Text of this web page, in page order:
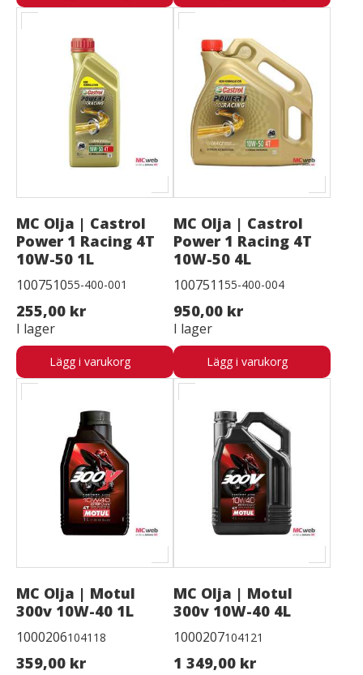
MC Olja | Castrol
Power 1 Racing 4T
10W-50 1L
100751055-400-001
255,00 kr
I lager
Lägg i varukorg
MC Olja | Castrol
Power 1 Racing 4T
10W-50 4L
100751155-400-004
950,00 kr
I lager
Lägg i varukorg
MC Olja | Motul
300v 10W-40 1L
1000206104118
359,00 kr
MC Olja | Motul
300v 10W-40 4L
1000207104121
1 349,00 kr